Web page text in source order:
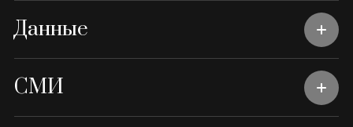
Данные
СМИ